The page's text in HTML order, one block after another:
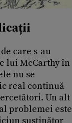
care s-au
lui McCarthy în
nu se
real continuă
Un alt
problemei este